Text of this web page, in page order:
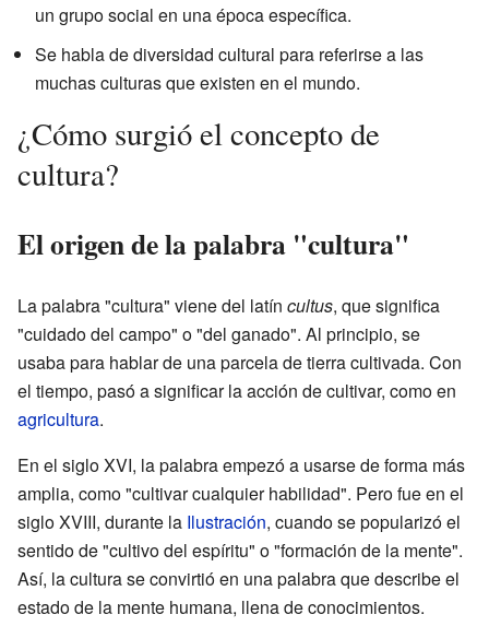
un grupo social en una época específica.
Se habla de diversidad cultural para referirse a las
muchas culturas que existen en el mundo.
¿Cómo surgió el concepto de
cultura?
El origen de la palabra "cultura"
La palabra "cultura" viene del latín cultus, que significa
"cuidado del campo" o "del ganado". Al principio, se
usaba para hablar de una parcela de tierra cultivada. Con
el tiempo, pasó a significar la acción de cultivar, como en
agricultura.
En el siglo XVI, la palabra empezó a usarse de forma más
amplia, como "cultivar cualquier habilidad". Pero fue en el
siglo XVIII, durante la Ilustración, cuando se popularizó el
sentido de "cultivo del espíritu" o "formación de la mente".
Así, la cultura se convirtió en una palabra que describe el
estado de la mente humana, llena de conocimientos.